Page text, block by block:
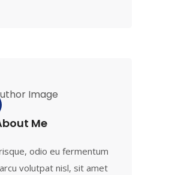
Me
odio eu fermentum
volutpat nisl, sit amet